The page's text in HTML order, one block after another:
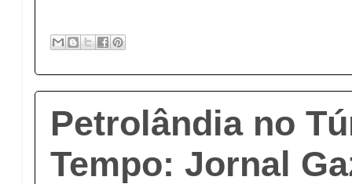
Petrolândia no
Tempo: Jornal